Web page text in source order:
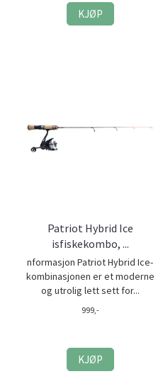
KJØP
Patriot Hybrid Ice
isfiskekombo, ...
nformasjon Patriot Hybrid Ice-
kombinasjonen er et moderne
og utrolig lett sett for...
999,-
KJØP